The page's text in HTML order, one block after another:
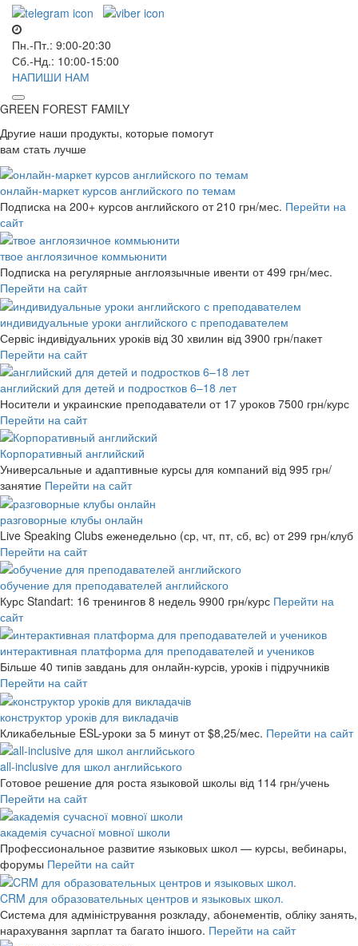
Пн.-Пт.: 9:00-20:30
Сб.-Нд.: 10:00-15:00
НАПИШИ НАМ
GREEN FOREST FAMILY
Другие наши продукты, которые помогут
вам стать лучше
онлайн-маркет курсов английского по темам
Подписка на 200+ курсов английского от 210 грн/мес. Перейти на
сайт
твое англоязичное коммьюнити
Подписка на регулярные англоязычные ивенти от 499 грн/мес.
Перейти на сайт
индивидуальные уроки английского с преподавателем
Сервіс індивідуальних уроків від 30 хвилин від 3900 грн/пакет
Перейти на сайт
английский для детей и подростков 6–18 лет
Носители и украинские преподаватели от 17 уроков 7500 грн/курс
Перейти на сайт
Корпоративный английский
Универсальные и адаптивные курсы для компаний від 995 грн/
занятие Перейти на сайт
разговорные клубы онлайн
Live Speaking Clubs еженедельно (ср, чт, пт, сб, вс) от 299 грн/клуб
Перейти на сайт
обучение для преподавателей английского
Курс Standart: 16 тренингов 8 недель 9900 грн/курс Перейти на
сайт
интерактивная платформа для преподавателей и учеников
Більше 40 типів завдань для онлайн-курсів, уроків і підручників
Перейти на сайт
конструктор уроків для викладачів
Кликабельные ESL-уроки за 5 минутот $8,25/мес. Перейти на сайт
all-inclusive для школ английського
Готовое решение для роста языковой школы від 114 грн/учень
Перейти на сайт
академія сучасної мовної школи
Профессиональное развитие языковых школ — курсы, вебинары,
форумы Перейти на сайт
CRM для образовательных центров и языковых школ.
Система для адміністрування розкладу, абонементів, обліку занять,
нарахування зарплат та багато іншого. Перейти на сайт